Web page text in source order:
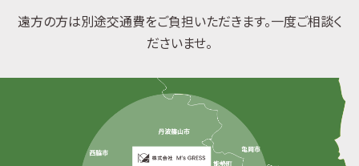
遠方の方は別途交通費をご負担いただきます。一度ご相談く
ださいませ。